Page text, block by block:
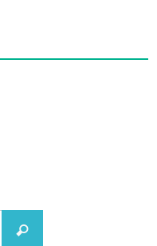
Recherche